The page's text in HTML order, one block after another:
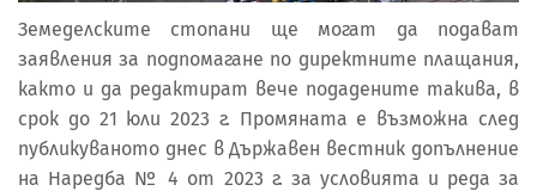
Земеделските стопани ще могат да подават
заявления за подпомагане по директните плащания,
както и да редактират вече подадените такива, в
срок до 21 юли 2023 г. Промяната е възможна след
публикуваното днес в Държавен вестник допълнение
на Наредба № 4 от 2023 г. за условията и реда за